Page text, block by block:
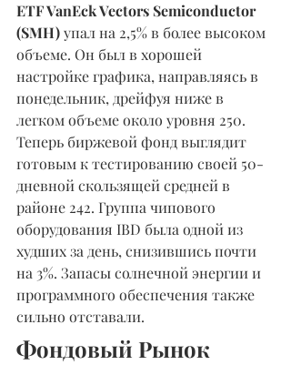
ETF VanEck Vectors Semiconductor
(SMH) упал на 2,5% в более высоком
объеме. Он был в хорошей
настройке графика, направляясь в
понедельник, дрейфуя ниже в
легком объеме около уровня 250.
Теперь биржевой фонд выглядит
готовым к тестированию своей 50-
дневной скользящей средней в
районе 242. Группа чипового
оборудования IBD была одной из
худших за день, снизившись почти
на 3%. Запасы солнечной энергии и
программного обеспечения также
сильно отставали.
Фондовый Рынок